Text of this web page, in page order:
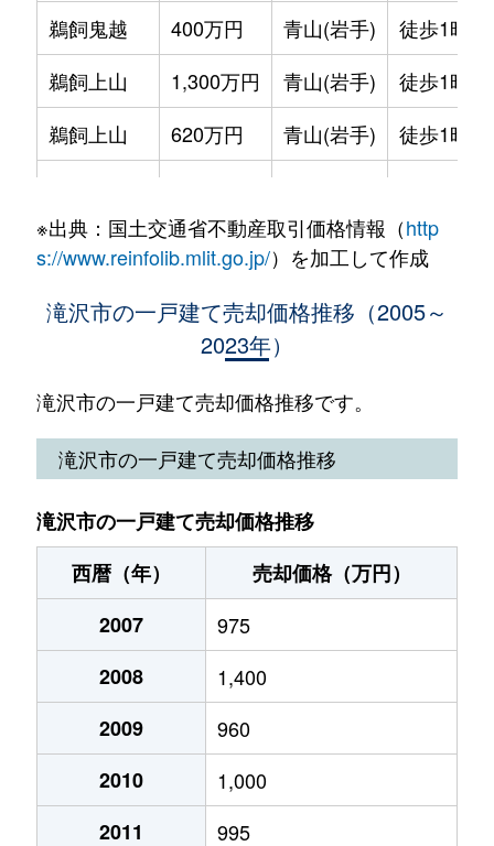
鵜飼鬼越
400万円 青山(岩手)
徒歩1時
鵜飼上山
1,300万円 青山(岩手)
徒歩1時
鵜飼上山
620万円 青山(岩手)
徒歩1時
鵜飼狐洞
2,200万円 青山(岩手)
徒歩45分
1,200万円
鵜飼向新田
830万円 青山(岩手)
大石渡
25万円 滝沢
大釜大畑
4,000万円 大釜
徒歩11分
大釜土井尻
1,200万円 大釜
徒歩12分
妻の神
280万円
1,200万円
※出典：国土交通省不動産取引価格情報（http
s://www.reinfolib.mlit.go.jp/）を加工して作成
滝沢市の一戸建て売却価格推移（2005～
2023年）
滝沢市の一戸建て売却価格推移です。
滝沢市の一戸建て売却価格推移
滝沢市の一戸建て売却価格推移
西暦（年）
売却価格（万円）
2007
975
2008
1,400
2009
960
2010
1,000
2011
995